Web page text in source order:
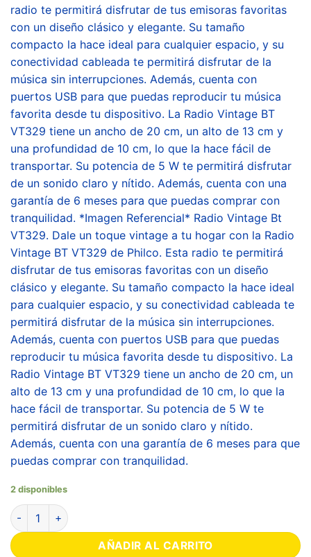
radio te permitirá disfrutar de tus emisoras favoritas
con un diseño clásico y elegante. Su tamaño
compacto la hace ideal para cualquier espacio, y su
conectividad cableada te permitirá disfrutar de la
música sin interrupciones. Además, cuenta con
puertos USB para que puedas reproducir tu música
favorita desde tu dispositivo. La Radio Vintage BT
VT329 tiene un ancho de 20 cm, un alto de 13 cm y
una profundidad de 10 cm, lo que la hace fácil de
transportar. Su potencia de 5 W te permitirá disfrutar
de un sonido claro y nítido. Además, cuenta con una
garantía de 6 meses para que puedas comprar con
tranquilidad. *Imagen Referencial* Radio Vintage Bt
VT329. Dale un toque vintage a tu hogar con la Radio
Vintage BT VT329 de Philco. Esta radio te permitirá
disfrutar de tus emisoras favoritas con un diseño
clásico y elegante. Su tamaño compacto la hace ideal
para cualquier espacio, y su conectividad cableada te
permitirá disfrutar de la música sin interrupciones.
Además, cuenta con puertos USB para que puedas
reproducir tu música favorita desde tu dispositivo. La
Radio Vintage BT VT329 tiene un ancho de 20 cm, un
alto de 13 cm y una profundidad de 10 cm, lo que la
hace fácil de transportar. Su potencia de 5 W te
permitirá disfrutar de un sonido claro y nítido.
Además, cuenta con una garantía de 6 meses para que
puedas comprar con tranquilidad.
2 disponibles
AÑADIR AL CARRITO